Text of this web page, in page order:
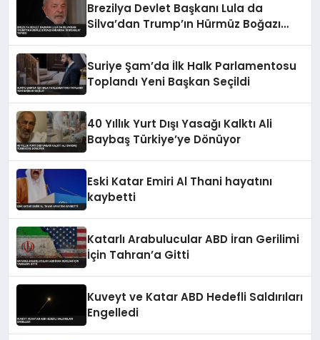
Brezilya Devlet Başkanı Lula da
Silva’dan Trump’ın Hürmüz Boğazı
Suriye Şam’da İlk Halk Parlamentosu
Toplandı Yeni Başkan Seçildi
40 Yıllık Yurt Dışı Yasağı Kalktı Ali
Baybaş Türkiye’ye Dönüyor
Eski Katar Emiri Al Thani hayatını
kaybetti
Katarlı Arabulucular ABD İran Gerilimi
İçin Tahran’a Gitti
Kuveyt ve Katar ABD Hedefli Saldırıları
Engelledi